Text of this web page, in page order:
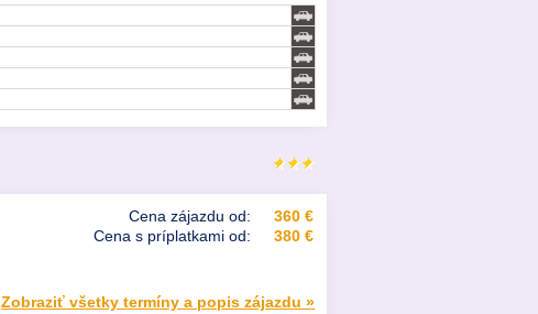
Cena zájazdu od:
360 €
Cena s príplatkami od:
380 €
Zobraziť všetky termíny a popis zájazdu »